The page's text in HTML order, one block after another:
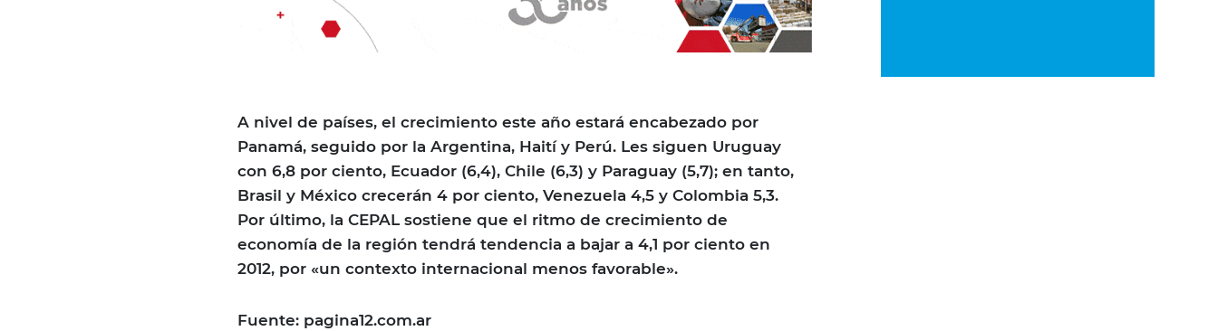
A nivel de países, el crecimiento este año estará encabezado por
Panamá, seguido por la Argentina, Haití y Perú. Les siguen Uruguay
con 6,8 por ciento, Ecuador (6,4), Chile (6,3) y Paraguay (5,7); en tanto,
Brasil y México crecerán 4 por ciento, Venezuela 4,5 y Colombia 5,3.
Por último, la CEPAL sostiene que el ritmo de crecimiento de
economía de la región tendrá tendencia a bajar a 4,1 por ciento en
2012, por «un contexto internacional menos favorable».
Fuente: pagina12.com.ar